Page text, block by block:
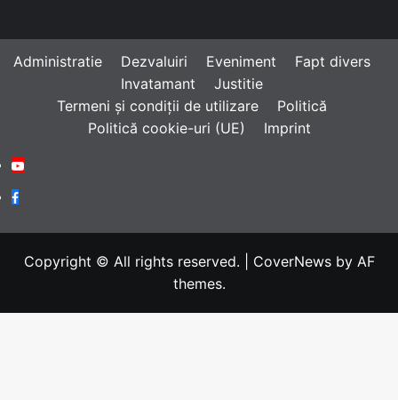
Administratie Dezvaluiri Eveniment
Fapt divers
Invatamant
Justitie
Termeni și condiții de utilizare
Politică
Politică cookie-uri (UE)
Imprint
Youtube
Facebook
Copyright © All rights reserved. CoverNewsby AF
themes.